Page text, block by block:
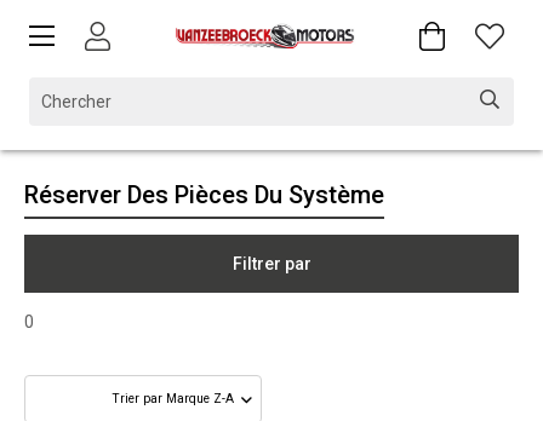
Réserver Des Pièces Du Système
Filtrer par
0